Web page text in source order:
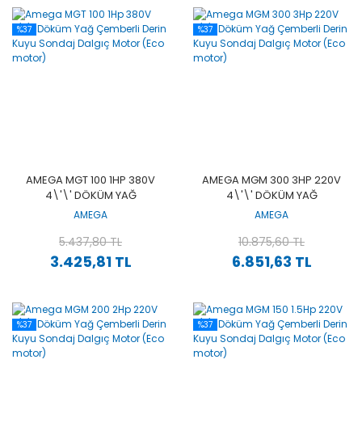
%37
AMEGA MGT 100 1HP 380V
4\'\' DÖKÜM YAĞ
ÇEMBERLI DERIN KUYU
(ECO MOTOR)
AMEGA
3.425,81 TL
5.437,80 TL
%37
AMEGA MGM 300 3HP 220V
4\'\' DÖKÜM YAĞ
ÇEMBERLI DERIN KUYU
(ECO MOTOR)
AMEGA
6.851,63 TL
10.875,60 TL
%37 %37